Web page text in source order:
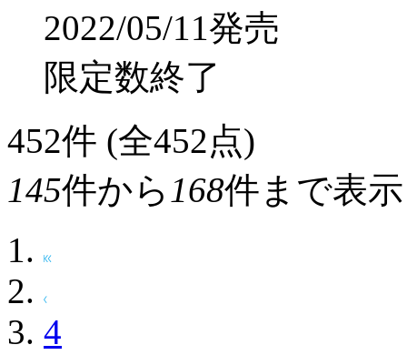
2022/05/11発売
限定数終了
452件 (全452点)
145件から 168件まで表示
4